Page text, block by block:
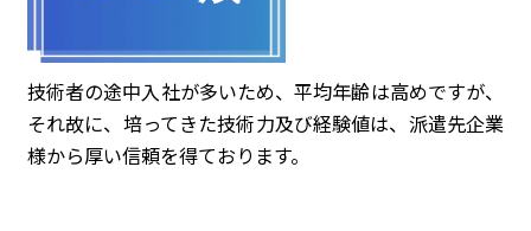
技術者の途中入社が多いため、平均年齢は高めですが、
それ故に、培ってきた技術力及び経験値は、派遣先企業
様から厚い信頼を得ております。